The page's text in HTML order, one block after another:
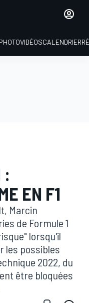
VIDÉOSCALENDRIER
:
EN F1
Marcin
de Formule 1
lorsqu'il
les possibles
2022, du
être bloquées